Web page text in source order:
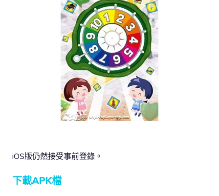
iOS版仍然接受事前登錄。
下載APK檔